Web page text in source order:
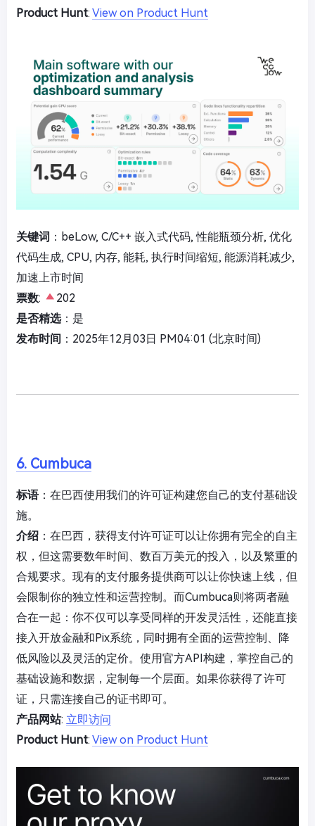
Product Hunt: View on Product Hunt
关键词 ：beLow, C/C++ 嵌入式代码, 性能瓶颈分析, 优化
代码生成, CPU, 内存, 能耗, 执行时间缩短, 能源消耗减少,
加速上市时间
票数:
202
是否精选：是
发布时间 ：2025年12月03日 PM04:01 (北京时间)
6. Cumbuca
标语：在巴西使用我们的许可证构建您自己的支付基础设
施。
介绍 ：在巴西，获得支付许可证可以让你拥有完全的自主
权，但这需要数年时间、数百万美元的投入，以及繁重的
合规要求。现有的支付服务提供商可以让你快速上线，但
会限制你的独立性和运营控制。而Cumbuca则将两者融
合在一起：你不仅可以享受同样的开发灵活性，还能直接
接入开放金融和Pix系统，同时拥有全面的运营控制、降
低风险以及灵活的定价。使用官方API构建，掌控自己的
基础设施和数据，定制每一个层面。如果你获得了许可
证，只需连接自己的证书即可。
产品网站: 立即访问
Product Hunt: View on Product Hunt